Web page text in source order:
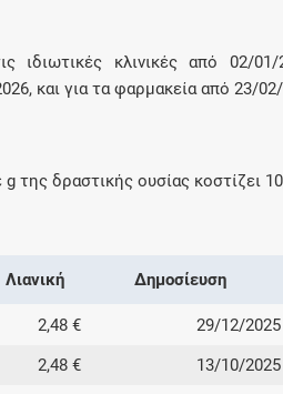
ιδιωτικές κλινικές από 02/01/
και για τα φαρμακεία από 23/
g της δραστικής ουσίας κοστίζει
Λιανική Δημοσίευση
2,48 € 29/12/2025
2,48 € 13/10/2025